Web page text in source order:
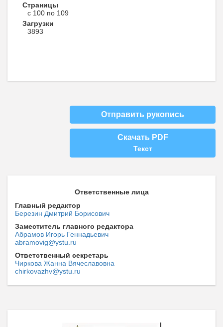
Страницы
с 100 по 109
Загрузки
3893
Отправить рукопись
Скачать PDF
Текст
Ответственные лица
Главный редактор
Березин Дмитрий Борисович
Заместитель главного редактора
Абрамов Игорь Геннадьевич
abramovig@ystu.ru
Ответственный секретарь
Чиркова Жанна Вячеславовна
chirkovazhv@ystu.ru